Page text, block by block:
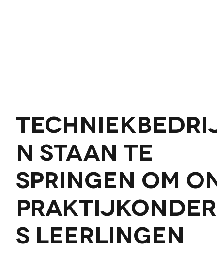
n staan te
springen om
s leerlingen